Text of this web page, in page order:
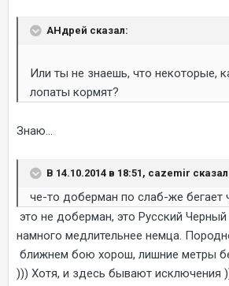
AHдрей сказал:
Или ты не знаешь, что некоторые,
лопаты кормят?
Знаю...
В 14.10.2014 в 18:51, cazemir
че-то доберман по слаб-же бегает
это не доберман, это Русский
намного медлительнее немца.
ближнем бою хорош, лишние метры
))) Хотя, и здесь бывают исключения